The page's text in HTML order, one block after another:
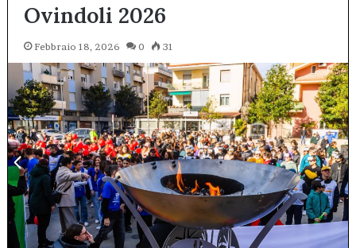
Ovindoli 2026
Febbraio 18, 2026 0 31